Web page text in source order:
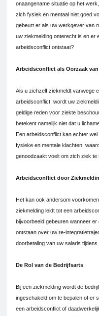
onaangename situatie op het
zich fysiek en mentaal niet goed
gebeurt er als uw werkgever van
uw ziekmelding onterecht is en er
arbeidsconflict ontstaat?
Arbeidsconflict als Oorzaak
Als u zichzelf ziekmeldt vanwege
arbeidsconflict, wordt uw
geldige reden voor ziekte
betekent namelijk niet dat u
Een arbeidsconflict kan echter wel
fysieke en mentale klachten,
genoodzaakt voelt om zich ziek te
Arbeidsconflict door
Het kan ook andersom
ziekmelding leidt tot een
bijvoorbeeld gebeuren wanneer er
ontstaan over uw re-
doorbetaling van uw salaris tijdens
De Rol van de Bedrijfsarts
Bij een ziekmelding wordt de
ingeschakeld om te bepalen of er
een arbeidsconflict of